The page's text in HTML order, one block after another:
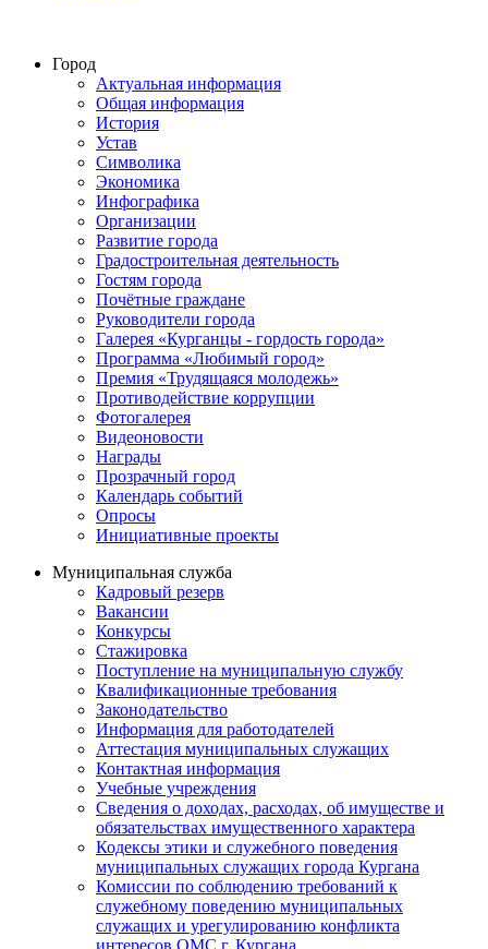
Город
Актуальная информация
Общая информация
История
Устав
Символика
Экономика
Инфографика
Организации
Развитие города
Градостроительная деятельность
Гостям города
Почётные граждане
Руководители города
Галерея «Курганцы - гордость города»
Программа «Любимый город»
Премия «Трудящаяся молодежь»
Противодействие коррупции
Фотогалерея
Видеоновости
Награды
Прозрачный город
Календарь событий
Опросы
Инициативные проекты
Муниципальная служба
Кадровый резерв
Вакансии
Конкурсы
Стажировка
Поступление на муниципальную службу
Квалификационные требования
Законодательство
Информация для работодателей
Аттестация муниципальных служащих
Контактная информация
Учебные учреждения
Сведения о доходах, расходах, об имуществе и
обязательствах имущественного характера
Кодексы этики и служебного поведения
муниципальных служащих города Кургана
Комиссии по соблюдению требований к
служебному поведению муниципальных
служащих и урегулированию конфликта
интересов ОМС г. Кургана